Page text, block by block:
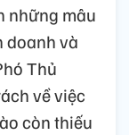
những mâu
doanh và
Thủ
về việc
còn thiếu